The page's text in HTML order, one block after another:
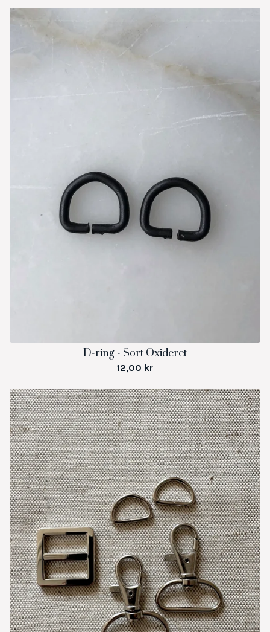
D-ring - Sort Oxideret
12,00 kr